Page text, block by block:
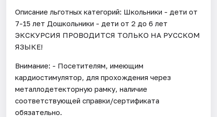
Описание льготных категорий: Школьники - дети от
7-15 лет Дошкольники - дети от 2 до 6 лет
ЭКСКУРСИЯ ПРОВОДИТСЯ ТОЛЬКО НА РУССКОМ
ЯЗЫКЕ!
Внимание: - Посетителям, имеющим
кардиостимулятор, для прохождения через
металлодетекторную рамку, наличие
соответствующей справки/сертификата
обязательно.